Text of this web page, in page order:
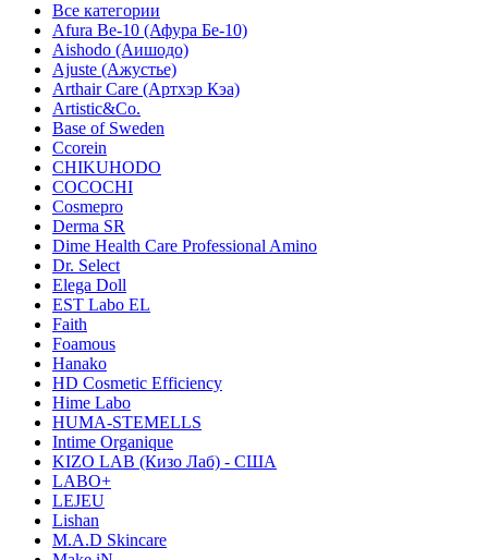
Все категории
Afura Be-10 (Афура Бе-10)
Aishodo (Аишодо)
Ajuste (Ажустье)
Arthair Care (Артхэр Кэа)
Artistic&Co.
Base of Sweden
Ccorein
CHIKUHODO
COCOCHI
Cosmepro
Derma SR
Dime Health Care Professional Amino
Dr. Select
Elega Doll
EST Labo EL
Faith
Foamous
Hanako
HD Cosmetic Efficiency
Hime Labo
HUMA-STEMELLS
Intime Organique
KIZO LAB (Кизо Лаб) - США
LABO+
LEJEU
Lishan
M.A.D Skincare